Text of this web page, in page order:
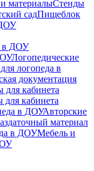
материалыСтенды
садПищеблок
в ДОУ
Логопедические
логопеда в
документация
для кабинета
кабинета
в ДОУАвторские
материал
в ДОУМебель и